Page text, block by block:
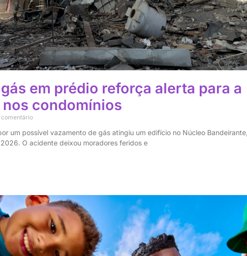
em prédio reforça alerta para a
condomínios
comentário
um possível vazamento de gás atingiu um edifício no Núcleo
O acidente deixou moradores feridos e